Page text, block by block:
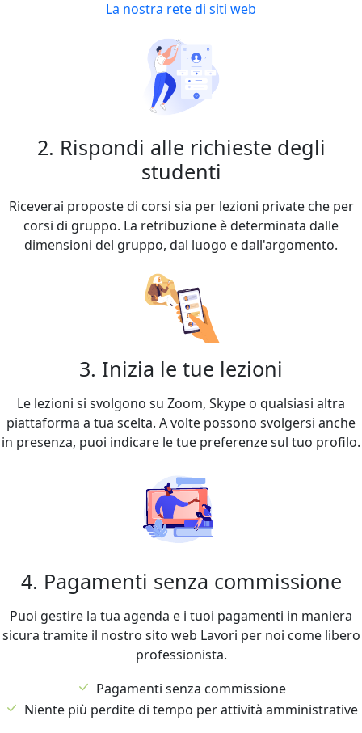
La nostra rete di siti web
2. Rispondi alle richieste degli
studenti
Riceverai proposte di corsi sia per lezioni private che per
corsi di gruppo. La retribuzione è determinata dalle
dimensioni del gruppo, dal luogo e dall'argomento.
3. Inizia le tue lezioni
Le lezioni si svolgono su Zoom, Skype o qualsiasi altra
piattaforma a tua scelta. A volte possono svolgersi anche
in presenza, puoi indicare le tue preferenze sul tuo profilo.
4. Pagamenti senza commissione
Puoi gestire la tua agenda e i tuoi pagamenti in maniera
sicura tramite il nostro sito web Lavori per noi come libero
professionista.
Pagamenti senza commissione
Niente più perdite di tempo per attività amministrative